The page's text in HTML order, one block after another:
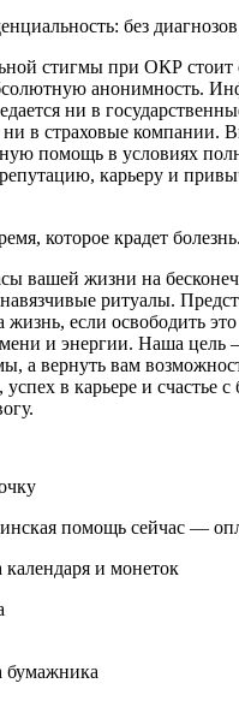
без
стигмы при ОКР
анонимность.
ни в
ни в страховые компании.
помощь в условиях
карьеру и
которое крадет болезнь.
вашей жизни на
ритуалы.
если освободить это
и энергии. Наша цель
а вернуть вам
в карьере и счастье
помощь сейчас —